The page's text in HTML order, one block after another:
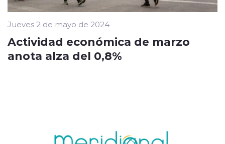
Jueves 2 de mayo de 2024
Actividad económica de marzo
anota alza del 0,8%